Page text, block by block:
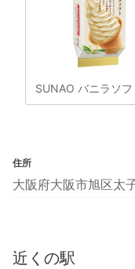
SUNAO バニラソフ
住所
大阪府大阪市旭区太
近くの駅